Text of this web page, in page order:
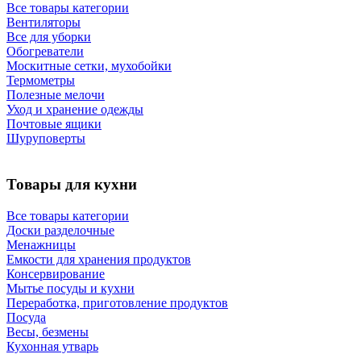
Все товары категории
Вентиляторы
Все для уборки
Обогреватели
Москитные сетки, мухобойки
Термометры
Полезные мелочи
Уход и хранение одежды
Почтовые ящики
Шуруповерты
Товары для кухни
Все товары категории
Доски разделочные
Менажницы
Емкости для хранения продуктов
Консервирование
Мытье посуды и кухни
Переработка, приготовление продуктов
Посуда
Весы, безмены
Кухонная утварь